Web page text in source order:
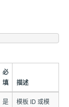
必
填
描述
是
模板 ID 或模